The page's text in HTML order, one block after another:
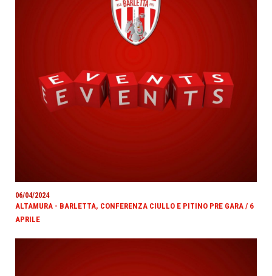
06/04/2024
ALTAMURA - BARLETTA, CONFERENZA CIULLO E PITINO PRE GARA / 6
APRILE